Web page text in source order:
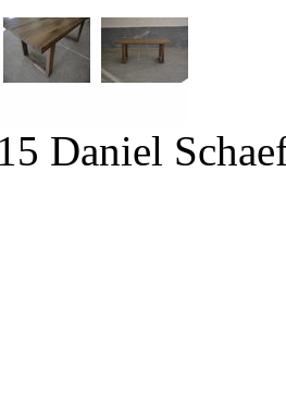
Daniel